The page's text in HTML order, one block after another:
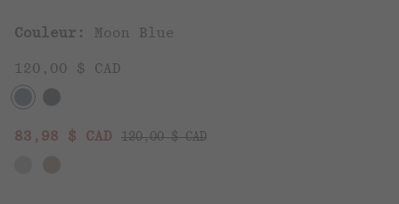
Couleur: Moon Blue
120,00 $ CAD
Sale price:
83,98 $ CAD Regular price:
120,00 $ CAD